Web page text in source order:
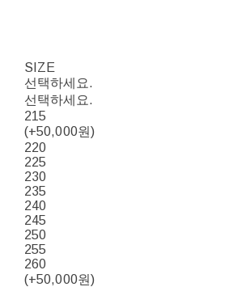
SIZE
선택하세요.
선택하세요.
215
(+50,000원)
220
225
230
235
240
245
250
255
260
(+50,000원)